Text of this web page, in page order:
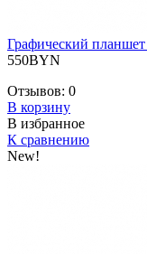
Графический
550BYN
Отзывов: 0
В корзину
В избранное
К сравнению
New!